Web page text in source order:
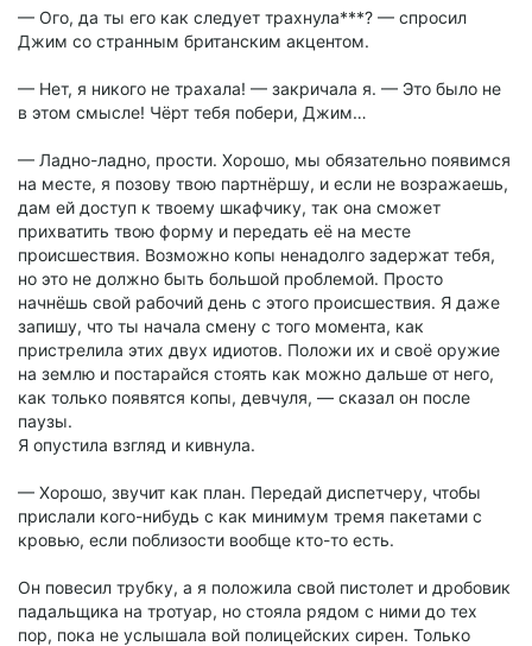
— Ого, да ты его как следует трахнула***? — спросил
Джим со странным британским акцентом.
— Нет, я никого не трахала! — закричала я. — Это было не
в этом смысле! Чёрт тебя побери, Джим…
— Ладно-ладно, прости. Хорошо, мы обязательно появимся
на месте, я позову твою партнёршу, и если не возражаешь,
дам ей доступ к твоему шкафчику, так она сможет
прихватить твою форму и передать её на месте
происшествия. Возможно копы ненадолго задержат тебя,
но это не должно быть большой проблемой. Просто
начнёшь свой рабочий день с этого происшествия. Я даже
запишу, что ты начала смену с того момента, как
пристрелила этих двух идиотов. Положи их и своё оружие
на землю и постарайся стоять как можно дальше от него,
как только появятся копы, девчуля, — сказал он после
паузы.
Я опустила взгляд и кивнула.
— Хорошо, звучит как план. Передай диспетчеру, чтобы
прислали кого-нибудь с как минимум тремя пакетами с
кровью, если поблизости вообще кто-то есть.
Он повесил трубку, а я положила свой пистолет и дробовик
падальщика на тротуар, но стояла рядом с ними до тех
пор, пока не услышала вой полицейских сирен. Только